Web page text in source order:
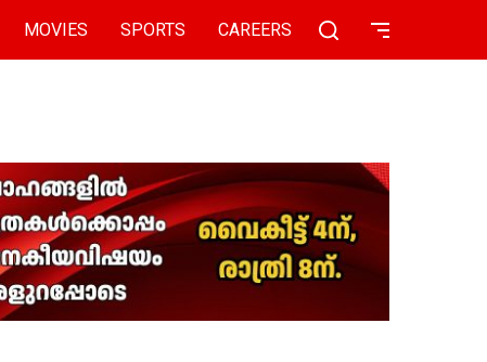
MOVIES SPORTS CAREERS